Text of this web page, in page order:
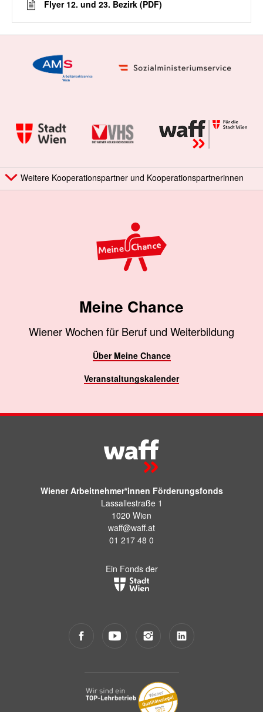
Flyer 12. und 23. Bezirk (PDF)
Weitere Kooperationspartner und Kooperationspartnerinnen
Meine Chance
Wiener Wochen für Beruf und Weiterbildung
Über Meine Chance
Veranstaltungskalender
Wiener Arbeitnehmer*innen Förderungsfonds
Lassallestraße 1
1020 Wien
waff@waff.at
01 217 48 0
Ein Fonds der